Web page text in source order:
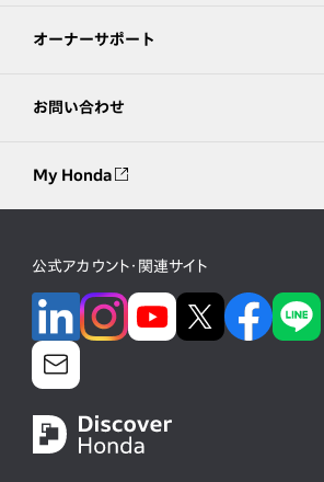
オーナーサポート
お問い合わせ
My Honda
公式アカウント・関連サイト